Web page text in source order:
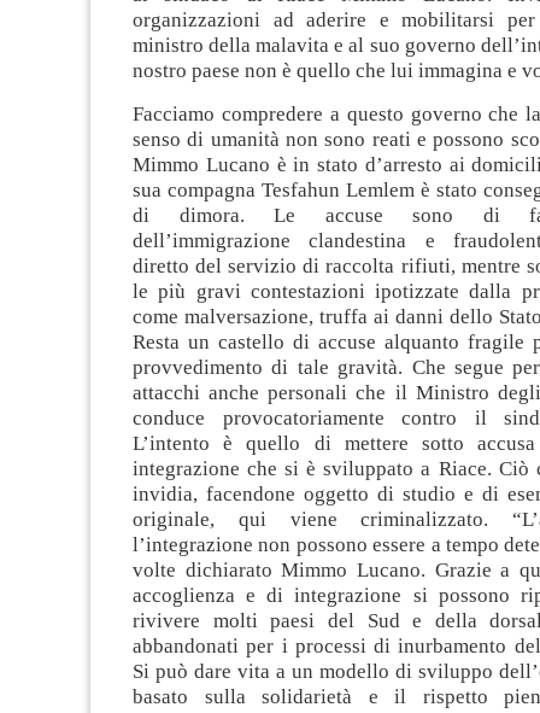
organizzazioni ad aderire e mobilitarsi
ministro della malavita e al suo governo
nostro paese non è quello che lui immagina e
Facciamo compredere a questo governo che
senso di umanità non sono reati e possono
Mimmo Lucano è in stato d’arresto ai
sua compagna Tesfahun Lemlem è stato
di dimora. Le accuse sono di
dell’immigrazione clandestina e
diretto del servizio di raccolta rifiuti, mentre
le più gravi contestazioni ipotizzate dalla
come malversazione, truffa ai danni dello
Resta un castello di accuse alquanto fragile
provvedimento di tale gravità. Che segue
attacchi anche personali che il Ministro
conduce provocatoriamente contro il
L’intento è quello di mettere sotto
integrazione che si è sviluppato a Riace.
invidia, facendone oggetto di studio e di
originale, qui viene criminalizzato.
l’integrazione non possono essere a tempo
volte dichiarato Mimmo Lucano. Grazie a
accoglienza e di integrazione si possono
rivivere molti paesi del Sud e della
abbandonati per i processi di inurbamento
Si può dare vita a un modello di sviluppo
basato sulla solidarietà e il rispetto